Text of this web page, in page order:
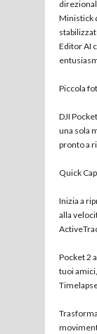
Ministick
Editor AI
Piccola
DJI
una sola
pronto a
Quick
Inizia a
alla
Pocket 2
tuoi